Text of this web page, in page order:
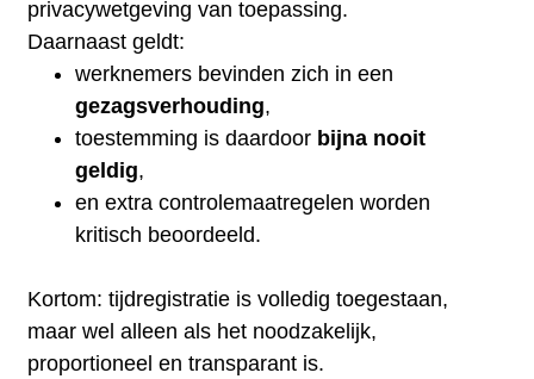
privacywetgeving van toepassing.
Daarnaast geldt:
werknemers bevinden zich in een
gezagsverhouding,
toestemming is daardoor bijna nooit
geldig,
en extra controlemaatregelen worden
kritisch beoordeeld.
Kortom: tijdregistratie is volledig toegestaan,
maar wel alleen als het noodzakelijk,
proportioneel en transparant is.